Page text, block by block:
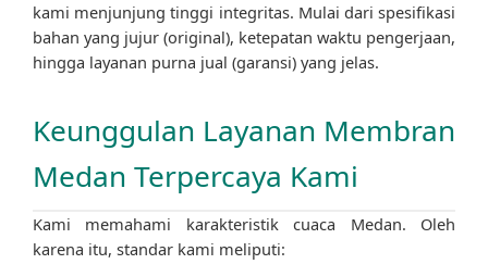
kami menjunjung tinggi integritas. Mulai dari spesifikasi
bahan yang jujur (original), ketepatan waktu pengerjaan,
hingga layanan purna jual (garansi) yang jelas.
Keunggulan Layanan Membran
Medan Terpercaya Kami
Kami memahami karakteristik cuaca Medan. Oleh
karena itu, standar kami meliputi: